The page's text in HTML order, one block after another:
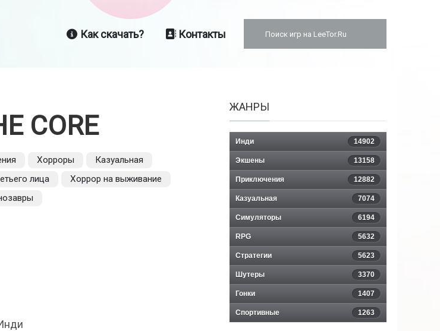
Как скачать? Контакты
CORE
Хорроры
Казуальная
лица
Хоррор на выживание
ЖАНРЫ
Инди 14902
Экшены 13158
Приключения 12882
Казуальная 7074
Симуляторы 6194
RPG 5632
Стратегии 5623
Шутеры 3370
Гонки 1407
Спортивные 1263